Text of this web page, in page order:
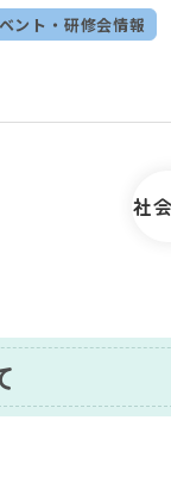
ント・研修会情報
社